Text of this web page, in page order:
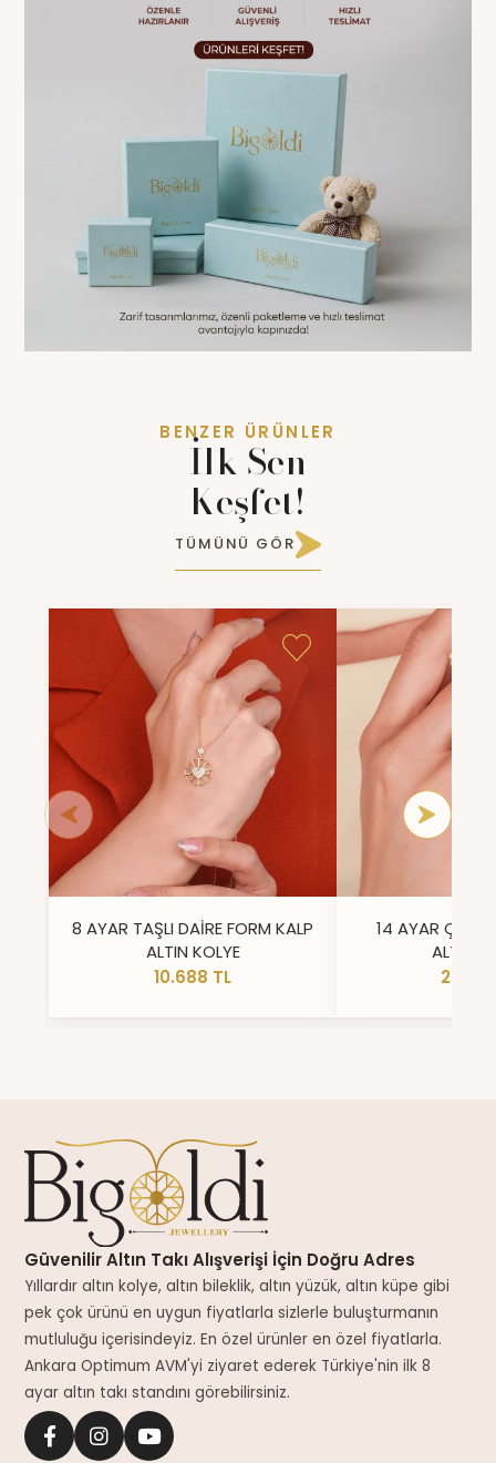
BENZER ÜRÜNLER
İlk Sen
Keşfet!
TÜMÜNÜ GÖR
8 AYAR TAŞLI DAİRE FORM KALP
ALTIN KOLYE
10.688 TL
14 AYAR ÇİFT
ALTIN
Güvenilir Altın Takı Alışverişi İçin Doğru Adres
Yıllardır altın kolye, altın bileklik, altın yüzük, altın küpe gibi
pek çok ürünü en uygun fiyatlarla sizlerle buluşturmanın
mutluluğu içerisindeyiz. En özel ürünler en özel fiyatlarla.
Ankara Optimum AVM'yi ziyaret ederek Türkiye'nin ilk 8
ayar altın takı standını görebilirsiniz.